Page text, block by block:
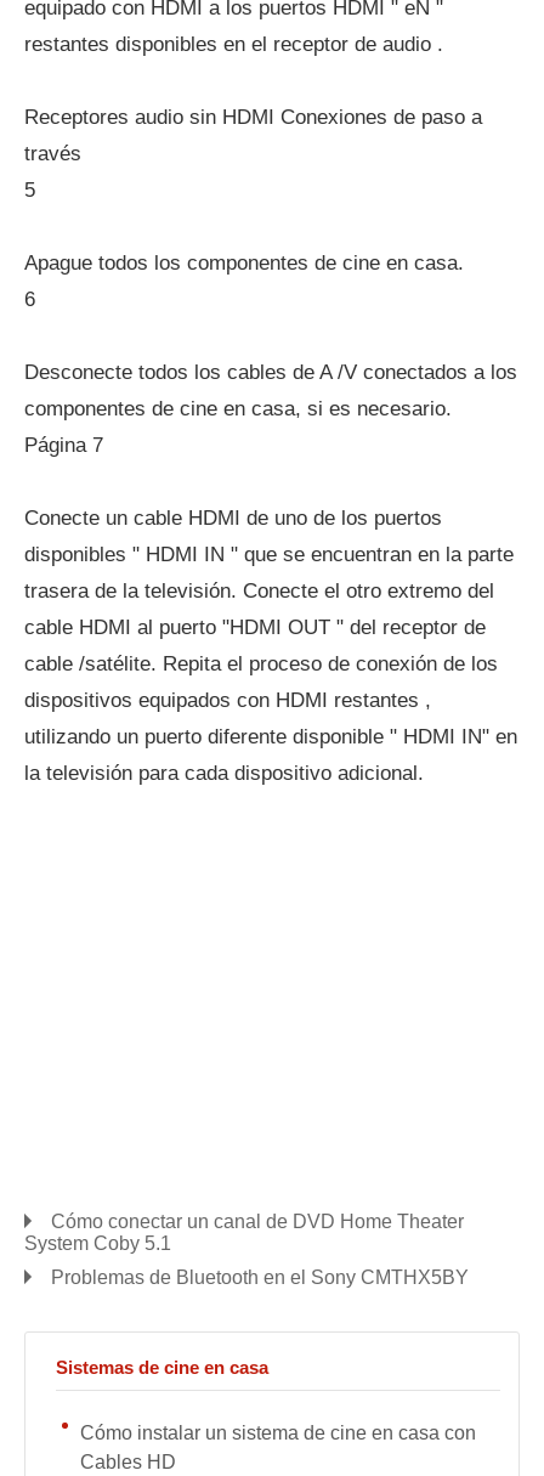
equipado con HDMI a los puertos HDMI " eN "
restantes disponibles en el receptor de audio .
Receptores audio sin HDMI Conexiones de paso a
través
5
Apague todos los componentes de cine en casa.
6
Desconecte todos los cables de A /V conectados a los
componentes de cine en casa, si es necesario.
Página 7
Conecte un cable HDMI de uno de los puertos
disponibles " HDMI IN " que se encuentran en la parte
trasera de la televisión. Conecte el otro extremo del
cable HDMI al puerto "HDMI OUT " del receptor de
cable /satélite. Repita el proceso de conexión de los
dispositivos equipados con HDMI restantes ,
utilizando un puerto diferente disponible " HDMI IN" en
la televisión para cada dispositivo adicional.
Cómo conectar un canal de DVD Home Theater
System Coby 5.1
Problemas de Bluetooth en el Sony CMTHX5BY
Sistemas de cine en casa
Cómo instalar un sistema de cine en casa con
Cables HD